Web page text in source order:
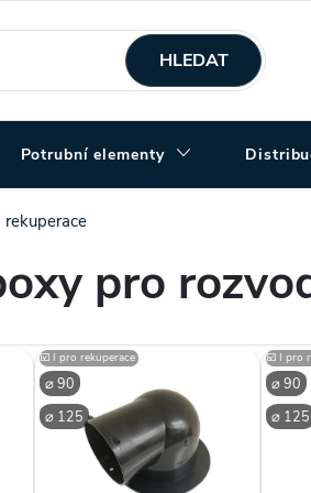
HLEDAT
Potrubní elementy
pro
⌀ 90
⌀ 125
☑️ I pro rekuperace
⌀ 90
⌀ 125
☑️ I pro